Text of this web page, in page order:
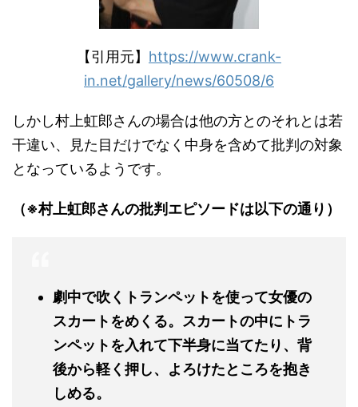
【引用元】 https://www.crank-
in.net/gallery/news/60508/6
しかし村上虹郎さんの場合は他の方とのそれとは若
干違い、見た目だけでなく中身を含めて批判の対象
となっているようです。
（※村上虹郎さんの批判エピソードは以下の通り）
劇中で吹くトランペットを使って女優の
スカートをめくる。スカートの中にトラ
ンペットを入れて下半身に当てたり、背
後から軽く押し、よろけたところを抱き
しめる。